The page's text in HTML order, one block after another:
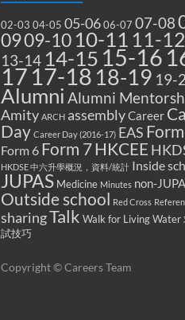
02-03 04-05 05-0606-07 07-08
0909-10 10-11 11-12
13-14 14-15 15-16
17 17-18 18-19 19-
Alumni Alumni
Amity ARCH assemblyCareer
Day Career Day (2016-17) EAS
Form 6 Form 7HKCEE
HKDSE 中六升學概況，資料/統計 Inside
JUPAS Medicine Minutes non-
Outside school Red Cross
sharingTalk Walk for Living Water
試技巧
Copyright © Careers Team